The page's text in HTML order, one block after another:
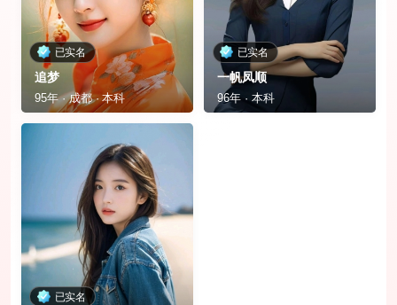
已实名
追梦
95年 · 成都 · 本科
已实名
一帆凤顺
96年 · 本科
已实名